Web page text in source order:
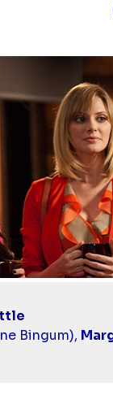
Bingum),